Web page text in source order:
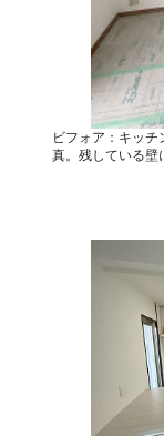
ビフォア：キッ
真。残している壁